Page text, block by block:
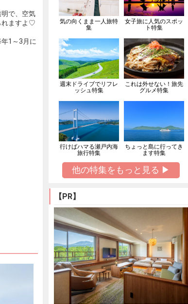
で、空気
れますよ♡
1～3月に
気の向くまま一人旅特
集
女子旅に人気のスポッ
ト特集
週末ドライブでリフレ
ッシュ特集
これは外せない！旅先
グルメ特集
行けばハマる瀬戸内海
旅行特集
ちょっと島に行ってき
ます特集
他の特集をもっと見る ▶
【PR】